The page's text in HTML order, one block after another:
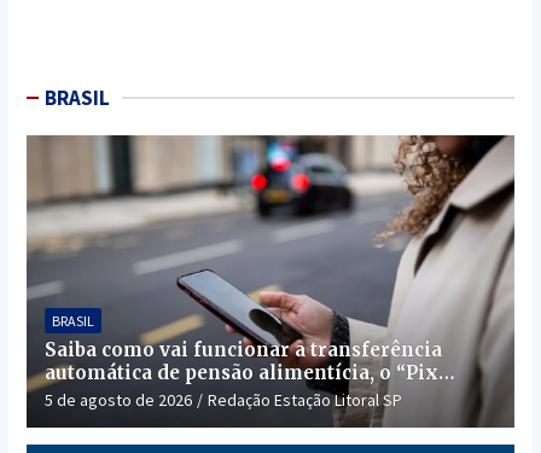
BRASIL
BRASIL
Saiba como vai funcionar a transferência
automática de pensão alimentícia, o “Pix
Pensão”
5 de agosto de 2026 Redação Estação Litoral SP